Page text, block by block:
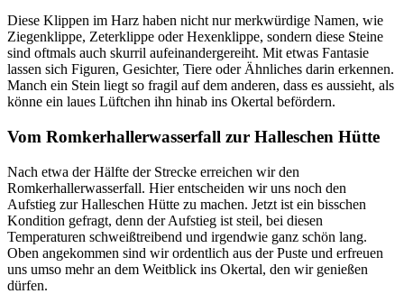
Diese Klippen im Harz haben nicht nur merkwürdige Namen, wie
Ziegenklippe, Zeterklippe oder Hexenklippe, sondern diese Steine
sind oftmals auch skurril aufeinandergereiht. Mit etwas Fantasie
lassen sich Figuren, Gesichter, Tiere oder Ähnliches darin erkennen.
Manch ein Stein liegt so fragil auf dem anderen, dass es aussieht, als
könne ein laues Lüftchen ihn hinab ins Okertal befördern.
Vom Romkerhallerwasserfall zur Halleschen Hütte
Nach etwa der Hälfte der Strecke erreichen wir den
Romkerhallerwasserfall. Hier entscheiden wir uns noch den
Aufstieg zur Halleschen Hütte zu machen. Jetzt ist ein bisschen
Kondition gefragt, denn der Aufstieg ist steil, bei diesen
Temperaturen schweißtreibend und irgendwie ganz schön lang.
Oben angekommen sind wir ordentlich aus der Puste und erfreuen
uns umso mehr an dem Weitblick ins Okertal, den wir genießen
dürfen.